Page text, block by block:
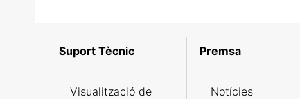
Suport Tècnic
Visualització de
Premsa
Notícies